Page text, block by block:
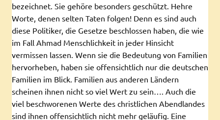
bezeichnet. Sie gehöre besonders geschützt. Hehre
Worte, denen selten Taten folgen! Denn es sind auch
diese Politiker, die Gesetze beschlossen haben, die wie
im Fall Ahmad Menschlichkeit in jeder Hinsicht
vermissen lassen. Wenn sie die Bedeutung von Familien
hervorheben, haben sie offensichtlich nur die deutschen
Familien im Blick. Familien aus anderen Ländern
scheinen ihnen nicht so viel Wert zu sein…. Auch die
viel beschworenen Werte des christlichen Abendlandes
sind ihnen offensichtlich nicht mehr geläufig. Eine